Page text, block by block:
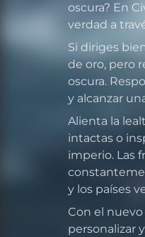
oscura? En
verdad a
Si diriges
de oro, pero
oscura.
y alcanzar
Alienta la
intactas o
imperio. Las
y los países
Con el
personalizar